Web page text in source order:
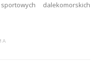
dalekomorskich
A